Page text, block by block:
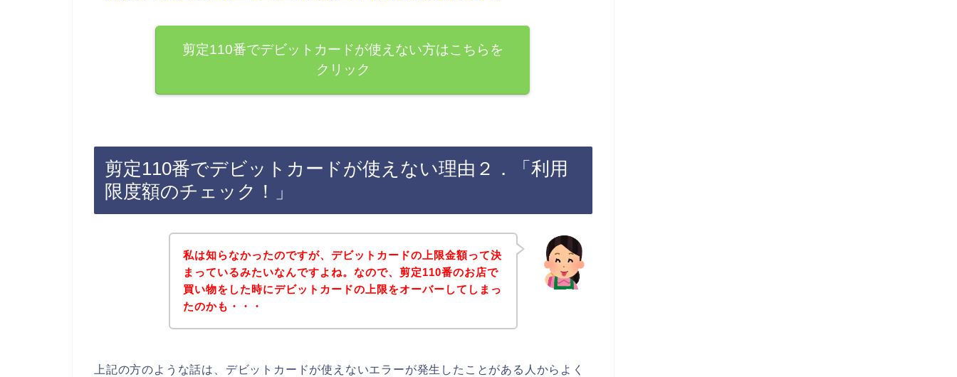
剪定110番でデビットカードが使えない方はこちらを
クリック
剪定110番でデビットカードが使えない理由２．「利用
限度額のチェック！」
私は知らなかったのですが、デビットカードの上限金額って決
まっているみたいなんですよね。なので、剪定110番のお店で
買い物をした時にデビットカードの上限をオーバーしてしまっ
たのかも・・・
上記の方のような話は、デビットカードが使えないエラーが発生したことがある人からよく